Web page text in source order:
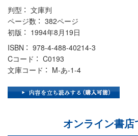
判型
文庫判
ページ数
382ページ
初版
1994年8月19日
ISBN
978-4-488-40214-3
Cコード
C0193
文庫コード
M-あ-1-4
オンライン書店